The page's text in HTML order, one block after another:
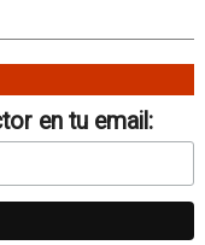
en tu email: